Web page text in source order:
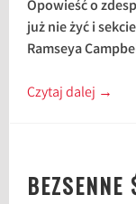
Opowieść o
już nie żyć i
Ramseya
Czytaj dalej →
BEZSENNE